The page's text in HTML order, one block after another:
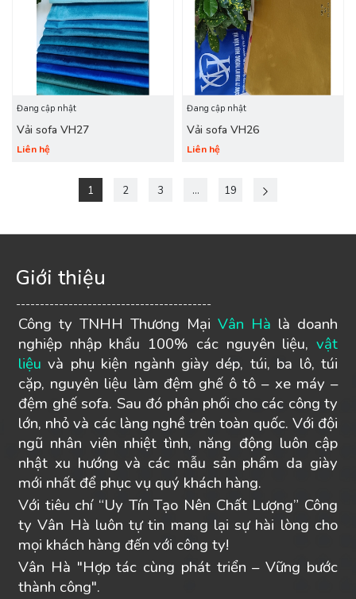
Đang cập nhật
Vải sofa VH27
Liên hệ
Đang cập nhật
Vải sofa VH26
Liên hệ
1 2 3 ... 19
Giới thiệu
-----------------------------------------
Công ty TNHH Thương Mại Vân Hà là doanh
nghiệp nhập khẩu 100% các nguyên liệu, vật
liệu và phụ kiện ngành giày dép, túi, ba lô, túi
cặp, nguyên liệu làm đệm ghế ô tô – xe máy –
đệm ghế sofa. Sau đó phân phối cho các công ty
lớn, nhỏ và các làng nghề trên toàn quốc. Với đội
ngũ nhân viên nhiệt tình, năng động luôn cập
nhật xu hướng và các mẫu sản phẩm da giày
mới nhất để phục vụ quý khách hàng.
Với tiêu chí “Uy Tín Tạo Nên Chất Lượng” Công
ty Vân Hà luôn tự tin mang lại sự hài lòng cho
mọi khách hàng đến với công ty!
Vân Hà "Hợp tác cùng phát triển – Vững bước
thành công".